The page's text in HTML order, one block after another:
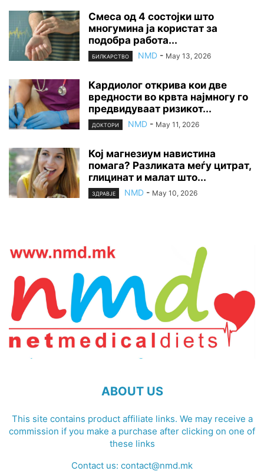
Смеса од 4 состојки што
многумина ја користат за
подобра работа...
БИЛКАРСТВО NMD - May 13, 2026
Кардиолог открива кои две
вредности во крвта најмногу го
предвидуваат ризикот...
ДОКТОРИ NMD - May 11, 2026
Кој магнезиум навистина
помага? Разликата меѓу цитрат,
глицинат и малат што...
ЗДРАВЈЕ NMD - May 10, 2026
ABOUT US
This site contains product affiliate links. We may receive a
commission if you make a purchase after clicking on one of
these links
Contact us: contact@nmd.mk